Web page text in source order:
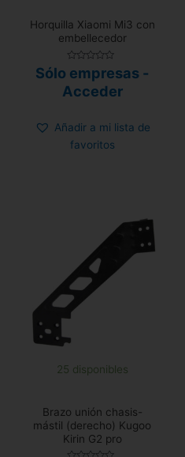
Horquilla Xiaomi Mi3 con
embellecedor
con
0
de
Sólo empresas -
Acceder
Añadir a mi lista de
favoritos
25 disponibles
Brazo unión chasis-
mástil (derecho) Kugoo
Kirin G2 pro